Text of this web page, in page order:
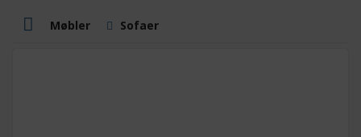
Møbler Sofaer